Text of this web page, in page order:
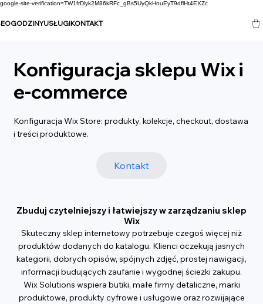
google-site-verification=TW1frDlyk2M86kRFc_gBs5UyQkHnuEyT9dflHt4EXZc
GODZINYUSŁUGIKONTAKT
Konfiguracja sklepu Wix i
e-commerce
Konfiguracja Wix Store: produkty, kolekcje, checkout, dostawa
i treści produktowe.
Kontakt
Zbuduj czytelniejszy i łatwiejszy w zarządzaniu sklep
Wix
Skuteczny sklep internetowy potrzebuje czegoś więcej niż
produktów dodanych do katalogu. Klienci oczekują jasnych
kategorii, dobrych opisów, spójnych zdjęć, prostej nawigacji,
informacji budujących zaufanie i wygodnej ścieżki zakupu.
Wix Solutions wspiera butiki, małe firmy detaliczne, marki
produktowe, produkty cyfrowe i usługowe oraz rozwijające